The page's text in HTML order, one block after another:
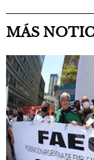
MÁS